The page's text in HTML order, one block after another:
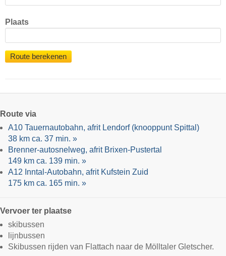
Plaats
Route berekenen
Route via
A10 Tauernautobahn, afrit Lendorf (knooppunt Spittal)
38 km ca. 37 min. »
Brenner-autosnelweg, afrit Brixen-Pustertal
149 km ca. 139 min. »
A12 Inntal-Autobahn, afrit Kufstein Zuid
175 km ca. 165 min. »
Vervoer ter plaatse
skibussen
lijnbussen
Skibussen rijden van Flattach naar de Mölltaler Gletscher.